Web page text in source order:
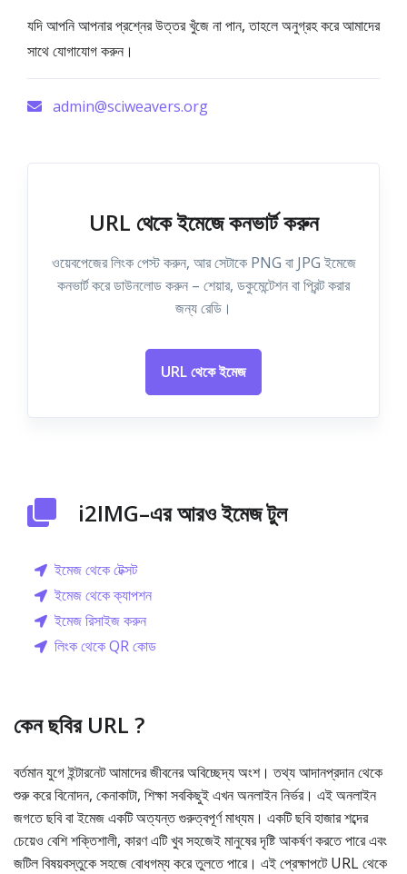
যদি আপনি আপনার প্রশ্নের উত্তর খুঁজে না পান, তাহলে অনুগ্রহ করে আমাদের
সাথে যোগাযোগ করুন।
admin@sciweavers.org
URL থেকে ইমেজে কনভার্ট করুন
ওয়েবপেজের লিংক পেস্ট করুন, আর সেটাকে PNG বা JPG ইমেজে
কনভার্ট করে ডাউনলোড করুন – শেয়ার, ডকুমেন্টেশন বা প্রিন্ট করার
জন্য রেডি।
URL থেকে ইমেজ
i2IMG–এর আরও ইমেজ টুল
ইমেজ থেকে টেক্সট
ইমেজ থেকে ক্যাপশন
ইমেজ রিসাইজ করুন
লিংক থেকে QR কোড
কেন ছবির URL ?
বর্তমান যুগে ইন্টারনেট আমাদের জীবনের অবিচ্ছেদ্য অংশ। তথ্য আদানপ্রদান থেকে
শুরু করে বিনোদন, কেনাকাটা, শিক্ষা সবকিছুই এখন অনলাইন নির্ভর। এই অনলাইন
জগতে ছবি বা ইমেজ একটি অত্যন্ত গুরুত্বপূর্ণ মাধ্যম। একটি ছবি হাজার শব্দের
চেয়েও বেশি শক্তিশালী, কারণ এটি খুব সহজেই মানুষের দৃষ্টি আকর্ষণ করতে পারে এবং
জটিল বিষয়বস্তুকে সহজে বোধগম্য করে তুলতে পারে। এই প্রেক্ষাপটে URL থেকে